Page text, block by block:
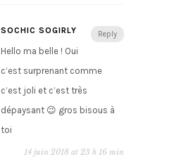
Reply
SOCHIC SOGIRLY
Hello ma belle ! Oui
c’est surprenant comme
c’est joli et c’est très
dépaysant 😉 gros bisous à
toi
14 juin 2018 at 23 h 16 min